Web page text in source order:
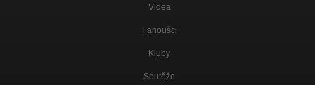
Videa
Fanoušci
Kluby
Soutěže